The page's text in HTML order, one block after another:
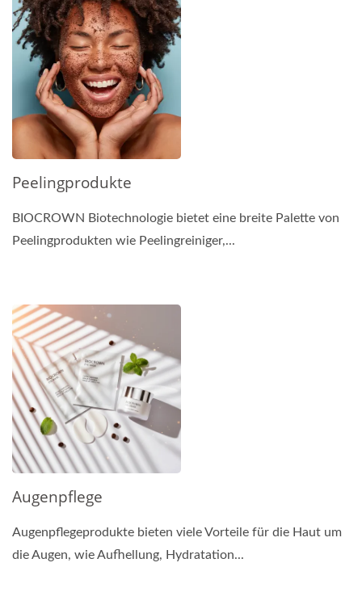
Peelingprodukte
BIOCROWN Biotechnologie bietet eine breite Palette von
Peelingprodukten wie Peelingreiniger,...
Augenpflege
Augenpflegeprodukte bieten viele Vorteile für die Haut um
die Augen, wie Aufhellung, Hydratation...